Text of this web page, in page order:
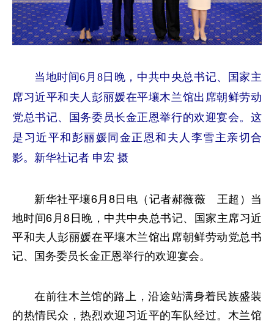
当地时间6月8日晚，中共中央总书记、国家主
席习近平和夫人彭丽媛在平壤木兰馆出席朝鲜劳动
党总书记、国务委员长金正恩举行的欢迎宴会。这
是习近平和彭丽媛同金正恩和夫人李雪主亲切合
影。新华社记者 申宏 摄
新华社平壤6月8日电（记者郝薇薇 王超）当
地时间6月8日晚，中共中央总书记、国家主席习近
平和夫人彭丽媛在平壤木兰馆出席朝鲜劳动党总书
记、国务委员长金正恩举行的欢迎宴会。
在前往木兰馆的路上，沿途站满身着民族盛装
的热情民众，热烈欢迎习近平的车队经过。木兰馆